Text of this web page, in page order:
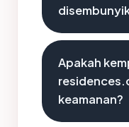
Apakah
keamanan?